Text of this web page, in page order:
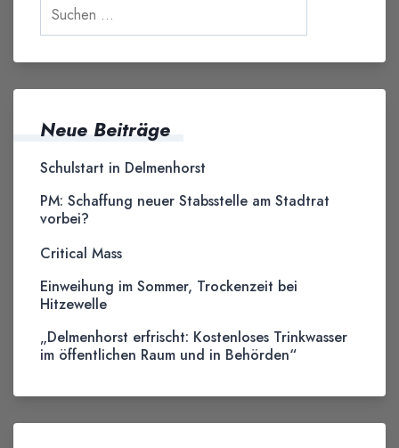
Neue Beiträge
Schulstart in Delmenhorst
PM: Schaffung neuer Stabsstelle am Stadtrat
vorbei?
Critical Mass
Einweihung im Sommer, Trockenzeit bei
Hitzewelle
„Delmenhorst erfrischt: Kostenloses Trinkwasser
im öffentlichen Raum und in Behörden“